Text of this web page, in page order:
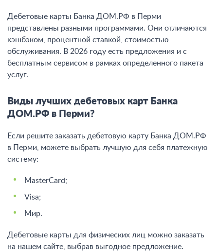
Дебетовые карты Банка ДОМ.РФ в Перми
представлены разными программами. Они отличаются
кэшбэком, процентной ставкой, стоимостью
обслуживания. В 2026 году есть предложения и с
бесплатным сервисом в рамках определенного пакета
услуг.
Виды лучших дебетовых карт Банка
ДОМ.РФ в Перми?
Если решите заказать дебетовую карту Банка ДОМ.РФ
в Перми, можете выбрать лучшую для себя платежную
систему:
MasterCard;
Visa;
Мир.
Дебетовые карты для физических лиц можно заказать
на нашем сайте, выбрав выгодное предложение.